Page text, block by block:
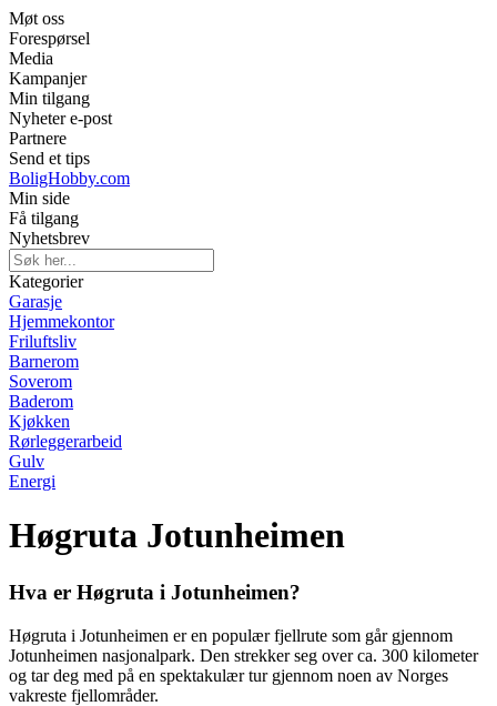
Møt oss
Forespørsel
Media
Kampanjer
Min tilgang
Nyheter e-post
Partnere
Send et tips
BoligHobby.com
Min side
Få tilgang
Nyhetsbrev
Kategorier
Garasje
Hjemmekontor
Friluftsliv
Barnerom
Soverom
Baderom
Kjøkken
Rørleggerarbeid
Gulv
Energi
Høgruta Jotunheimen
Hva er Høgruta i Jotunheimen?
Høgruta i Jotunheimen er en populær fjellrute som går gjennom
Jotunheimen nasjonalpark. Den strekker seg over ca. 300 kilometer
og tar deg med på en spektakulær tur gjennom noen av Norges
vakreste fjellområder.